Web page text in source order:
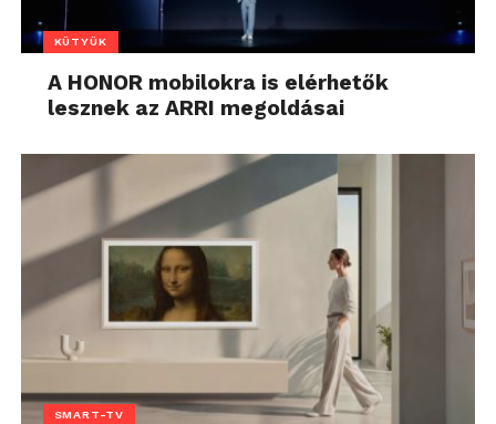
KÜTYÜK
A HONOR mobilokra is elérhetők
lesznek az ARRI megoldásai
SMART-TV